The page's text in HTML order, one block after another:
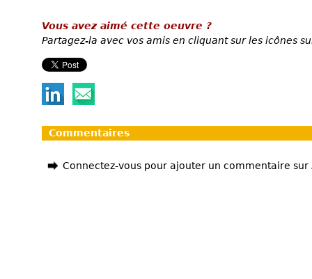
Vous avez aimé cette oeuvre ?
Partagez-la avec vos amis en cliquant sur les icônes
Commentaires
Connectez-vous pour ajouter un commentaire sur